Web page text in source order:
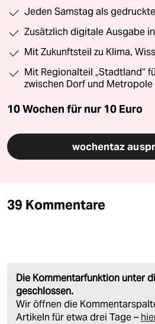
Jeden Samstag als
Zusätzlich digitale Ausgabe
Mit Zukunftsteil zu Klima,
Mit Regionalteil „Stadtland“
zwischen Dorf und Metropole
10 Wochen für nur 10 Euro
wochentaz
39 Kommentare
Die Kommentarfunktion unter
geschlossen.
Wir öffnen die
Artikeln für etwa drei Tage –